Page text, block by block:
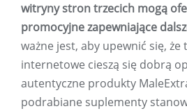
witryny stron trzecich mogą
promocyjne zapewniające
ważne jest, aby upewnić się, że
internetowe cieszą się dobrą
autentyczne produkty
podrabiane suplementy